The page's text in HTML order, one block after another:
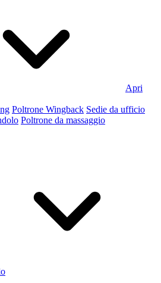
Apri
Poltrone Wingback Sedie da ufficio
Poltrone da massaggio